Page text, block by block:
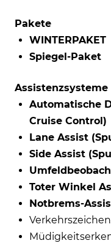
Pakete
WINTERPAKET
Spiegel-Paket
Assistenzsysteme
Automatische
Cruise Control)
Lane Assist
Side Assist
Toter Winkel
Notbrems-